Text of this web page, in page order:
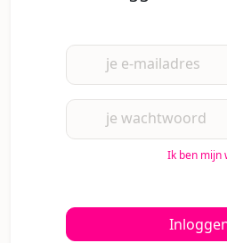
je e-mailadres
je wachtwoord
Ik ben mijn